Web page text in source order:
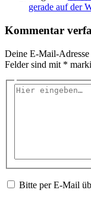
gerade auf der
Kommentar
Deine E-Mail-
Felder sind mit *
Hier
Bitte per E-Mail